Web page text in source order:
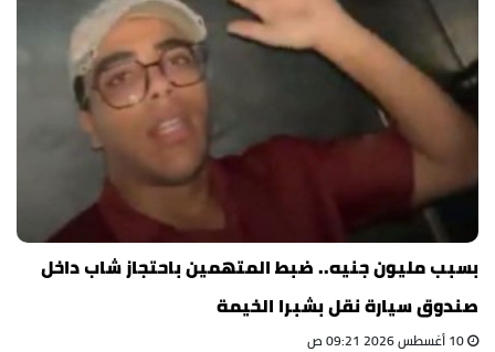
بسبب مليون جنيه.. ضبط المتهمين باحتجاز شاب داخل
صندوق سيارة نقل بشبرا الخيمة